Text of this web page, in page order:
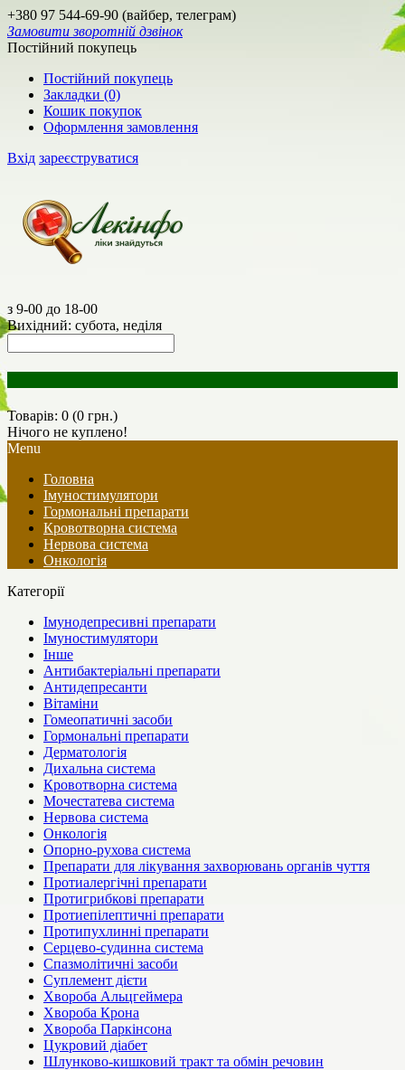
+380 97 544-69-90 (вайбер, телеграм)
Замовити зворотній дзвінок
Постійний покупець
Постійний покупець
Закладки (0)
Кошик покупок
Оформлення замовлення
Вхід зареєструватися
з 9-00 до 18-00
Вихідний: субота, неділя
Товарів: 0 (0 грн.)
Нічого не куплено!
Menu
Головна
Імуностимулятори
Гормональні препарати
Кровотворна система
Нервова система
Онкологія
Категорії
Імунодепресивні препарати
Імуностимулятори
Інше
Антибактеріальні препарати
Антидепресанти
Вітаміни
Гомеопатичні засоби
Гормональні препарати
Дерматологія
Дихальна система
Кровотворна система
Мочестатева система
Нервова система
Онкологія
Опорно-рухова система
Препарати для лікування захворювань органів чуття
Протиалергічні препарати
Протигрибкові препарати
Протиепілептичні препарати
Протипухлинні препарати
Серцево-судинна система
Спазмолітичні засоби
Суплемент дієти
Хвороба Альцгеймера
Хвороба Крона
Хвороба Паркінсона
Цукровий діабет
Шлунково-кишковий тракт та обмін речовин